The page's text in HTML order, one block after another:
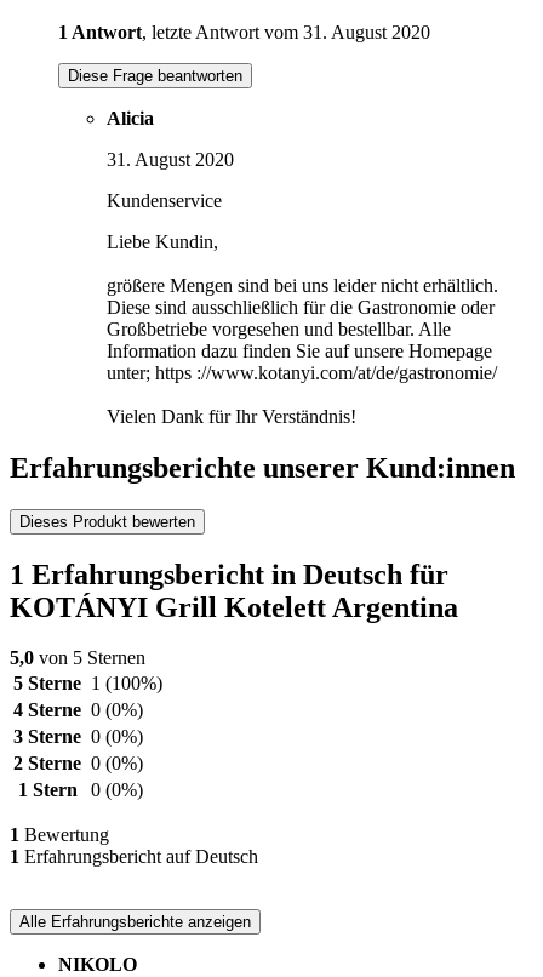
1 Antwort, letzte Antwort vom 31. August 2020
Diese Frage beantworten
Alicia
31. August 2020
Kundenservice
Liebe Kundin,
größere Mengen sind bei uns leider nicht erhältlich.
Diese sind ausschließlich für die Gastronomie oder
Großbetriebe vorgesehen und bestellbar. Alle
Information dazu finden Sie auf unsere Homepage
unter; https ://www.kotanyi.com/at/de/gastronomie/
Vielen Dank für Ihr Verständnis!
Erfahrungsberichte unserer Kund:innen
Dieses Produkt bewerten
1 Erfahrungsbericht in Deutsch für
KOTÁNYI Grill Kotelett Argentina
5,0 von 5 Sternen
5 Sterne 1 (100%)
4 Sterne 0 (0%)
3 Sterne 0 (0%)
2 Sterne 0 (0%)
1 Stern
0 (0%)
1 Bewertung
1 Erfahrungsbericht auf Deutsch
Alle Erfahrungsberichte anzeigen
NIKOLO